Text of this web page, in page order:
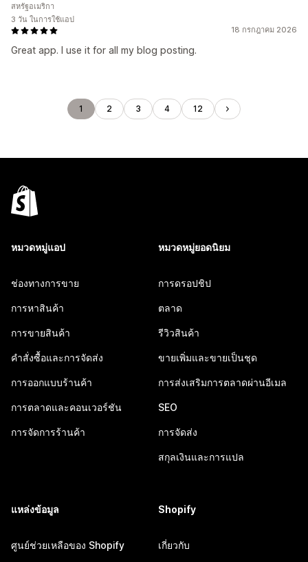
18 กรกฎาคม 2026
Great app. I use it for all my blog posting.
สหรัฐอเมริกา
3 วัน ในการใช้แอป
1 2 3 4 12
หมวดหมู่แอป
ช่องทางการขาย
การหาสินค้า
การขายสินค้า
คำสั่งซื้อและการจัดส่ง
การออกแบบร้านค้า
การตลาดและคอนเวอร์ชัน
การจัดการร้านค้า
หมวดหมู่ยอดนิยม
การดรอปชิป
ตลาด
รีวิวสินค้า
ขายเพิ่มและขายเป็นชุด
การส่งเสริมการตลาดผ่านอีเมล
SEO
การจัดส่ง
สกุลเงินและการแปล
แหล่งข้อมูล
ศูนย์ช่วยเหลือของ Shopify
Shopify
เกี่ยวกับ